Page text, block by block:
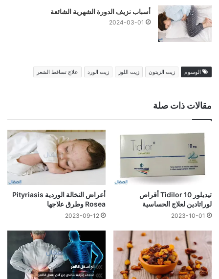
أسباب نزيف الدورة الشهرية الشائعة
2024-03-01
الوسوم زيت الزيتون زيت اللوز زيت الورد علاج تساقط الشعر
مقالات ذات صلة
تيديلور 10 Tidilor أقراص
لوراتادين لعلاج الحساسية
2023-10-01
أعراض النخالة الوردية Pityriasis
Rosea وطرق علاجها
2023-09-12